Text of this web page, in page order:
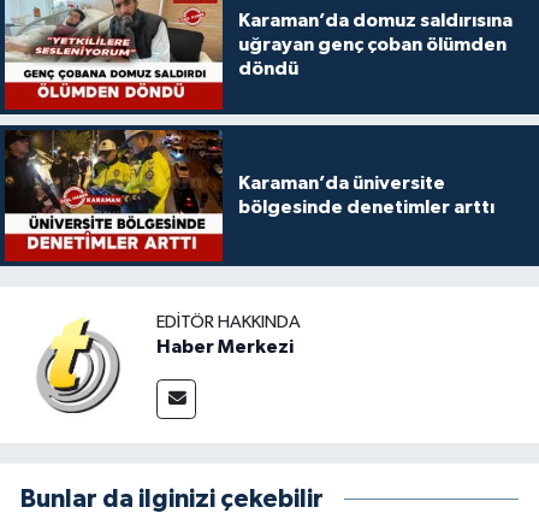
Karaman’da domuz saldırısına
uğrayan genç çoban ölümden
döndü
Karaman’da üniversite
bölgesinde denetimler arttı
EDITÖR HAKKINDA
Haber Merkezi
Bunlar da ilginizi çekebilir